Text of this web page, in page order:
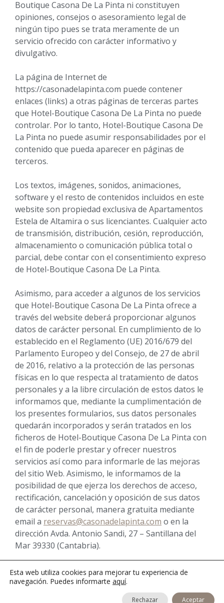
Boutique Casona De La Pinta ni constituyen
opiniones, consejos o asesoramiento legal de
ningún tipo pues se trata meramente de un
servicio ofrecido con carácter informativo y
divulgativo.
La página de Internet de
https://casonadelapinta.com puede contener
enlaces (links) a otras páginas de terceras partes
que Hotel-Boutique Casona De La Pinta no puede
controlar. Por lo tanto, Hotel-Boutique Casona De
La Pinta no puede asumir responsabilidades por el
contenido que pueda aparecer en páginas de
terceros.
Los textos, imágenes, sonidos, animaciones,
software y el resto de contenidos incluidos en este
website son propiedad exclusiva de Apartamentos
Estela de Altamira o sus licenciantes. Cualquier acto
de transmisión, distribución, cesión, reproducción,
almacenamiento o comunicación pública total o
parcial, debe contar con el consentimiento expreso
de Hotel-Boutique Casona De La Pinta.
Asimismo, para acceder a algunos de los servicios
que Hotel-Boutique Casona De La Pinta ofrece a
través del website deberá proporcionar algunos
datos de carácter personal. En cumplimiento de lo
establecido en el Reglamento (UE) 2016/679 del
Parlamento Europeo y del Consejo, de 27 de abril
de 2016, relativo a la protección de las personas
físicas en lo que respecta al tratamiento de datos
personales y a la libre circulación de estos datos le
informamos que, mediante la cumplimentación de
los presentes formularios, sus datos personales
quedarán incorporados y serán tratados en los
ficheros de Hotel-Boutique Casona De La Pinta con
el fin de poderle prestar y ofrecer nuestros
servicios así como para informarle de las mejoras
del sitio Web. Asimismo, le informamos de la
posibilidad de que ejerza los derechos de acceso,
rectificación, cancelación y oposición de sus datos
de carácter personal, manera gratuita mediante
email a reservas@casonadelapinta.com o en la
dirección Avda. Antonio Sandi, 27 – Santillana del
Mar 39330 (Cantabria).
© 2026 Casona de la Pinta · Riocorvo (Cantabria) |
|Política de Cookies|
Esta web utiliza cookies para mejorar tu experiencia de
navegación. Puedes informarte aquí.
Aceptar
Rechazar